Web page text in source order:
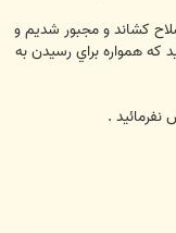
كشاند و مجبور شديم و
كه همواره براي رسيدن به